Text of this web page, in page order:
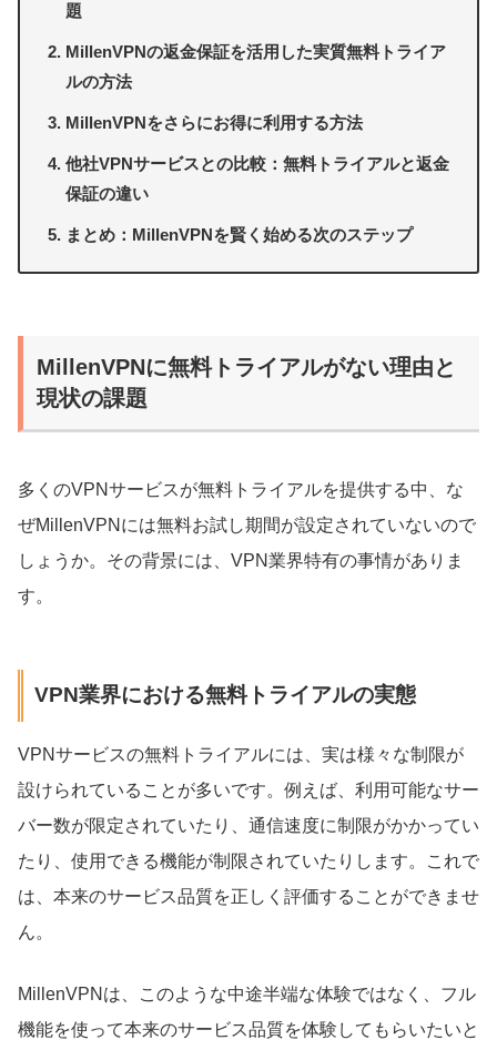
題
MillenVPNの返金保証を活用した実質無料トライア
ルの方法
MillenVPNをさらにお得に利用する方法
他社VPNサービスとの比較：無料トライアルと返金
保証の違い
まとめ：MillenVPNを賢く始める次のステップ
MillenVPNに無料トライアルがない理由と
現状の課題
多くのVPNサービスが無料トライアルを提供する中、な
ぜMillenVPNには無料お試し期間が設定されていないので
しょうか。その背景には、VPN業界特有の事情がありま
す。
VPN業界における無料トライアルの実態
VPNサービスの無料トライアルには、実は様々な制限が
設けられていることが多いです。例えば、利用可能なサー
バー数が限定されていたり、通信速度に制限がかかってい
たり、使用できる機能が制限されていたりします。これで
は、本来のサービス品質を正しく評価することができませ
ん。
MillenVPNは、このような中途半端な体験ではなく、フル
機能を使って本来のサービス品質を体験してもらいたいと